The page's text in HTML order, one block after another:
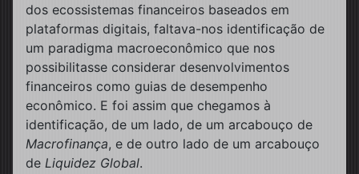
dos ecossistemas financeiros baseados em
plataformas digitais, faltava-nos identificação de
um paradigma macroeconômico que nos
possibilitasse considerar desenvolvimentos
financeiros como guias de desempenho
econômico. E foi assim que chegamos à
identificação, de um lado, de um arcabouço de
Macrofinança, e de outro lado de um arcabouço
de Liquidez Global.